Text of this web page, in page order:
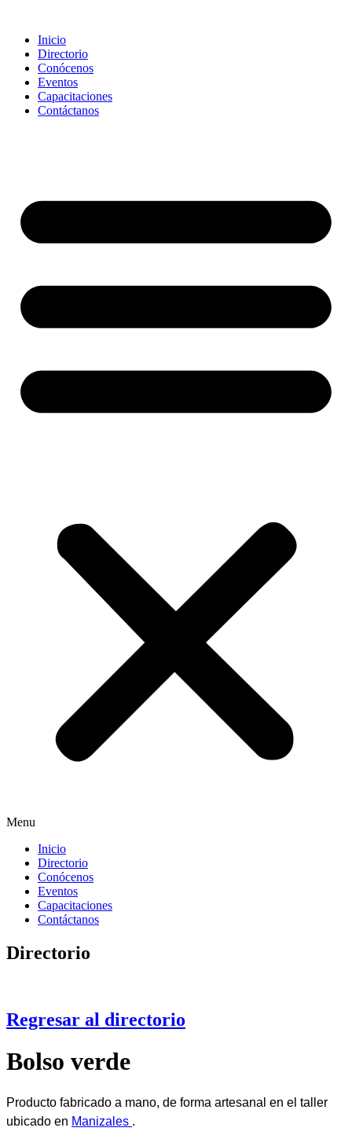
contenido
Inicio
Directorio
Conócenos
Eventos
Capacitaciones
Contáctanos
Menu
Inicio
Directorio
Conócenos
Eventos
Capacitaciones
Contáctanos
Directorio
Regresar al directorio
Bolso verde
Producto fabricado a mano, de forma artesanal en el taller
ubicado en Manizales .